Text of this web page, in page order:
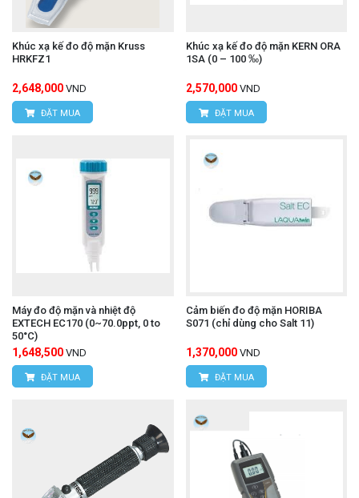
Khúc xạ kế đo độ mặn Kruss
HRKFZ1
2,648,000 VND
ĐẶT MUA
Khúc xạ kế đo độ mặn KERN ORA
1SA (0 – 100 ‰)
2,570,000 VND
ĐẶT MUA
Máy đo độ mặn và nhiệt độ
EXTECH EC170 (0~70.0ppt, 0 to
50°C)
1,648,500 VND
ĐẶT MUA
Cảm biến đo độ mặn HORIBA
S071 (chỉ dùng cho Salt 11)
1,370,000 VND
ĐẶT MUA